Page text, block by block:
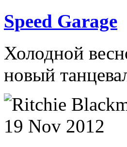
Speed Garage
Холодной
новый
19 Nov 2012